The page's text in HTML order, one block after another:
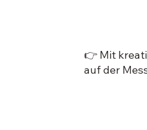
👉 Mit
auf der